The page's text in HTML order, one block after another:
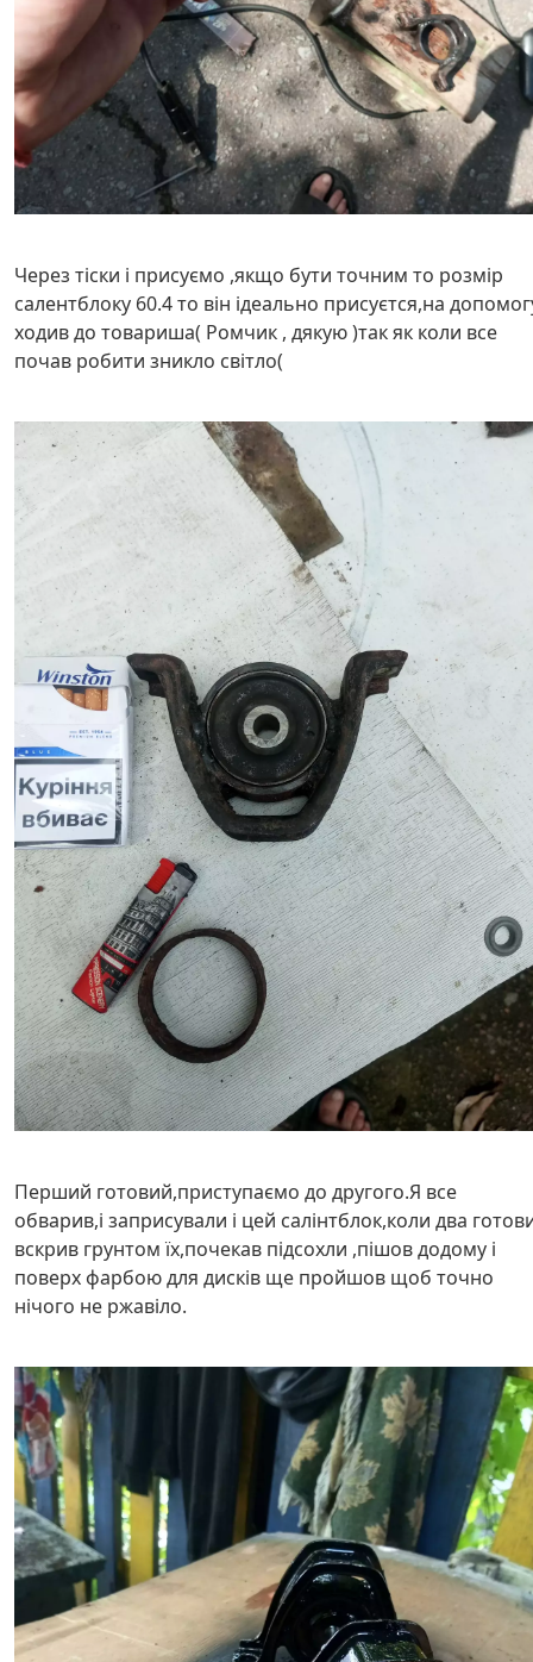
Через тіски і присуємо ,якщо бути точним то розмір
салентблоку 60.4 то він ідеально присуєтся,на
ходив до товариша( Ромчик , дякую )так як коли все
почав робити зникло світло(
Перший готовий,приступаємо до другого.Я все
обварив,і заприсували і цей салінтблок,коли два
вскрив грунтом їх,почекав підсохли ,пішов додому і
поверх фарбою для дисків ще пройшов щоб точно
нічого не ржавіло.